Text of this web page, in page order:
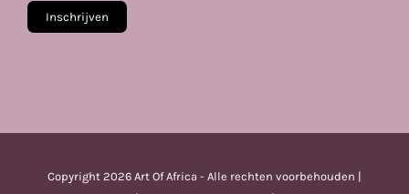
Copyright 2026 Art Of Africa - Alle rechten voorbehouden |